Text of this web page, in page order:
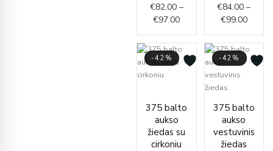
€82.00 –
€97.00
€84.00 –
€99.00
-42%
375 balto
aukso
žiedas su
cirkoniu
€147.00
€172.00
-42%
375 balto
aukso
vestuvinis
žiedas
range: